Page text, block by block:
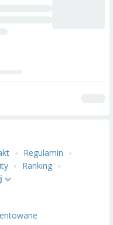
Regulamin
Ranking